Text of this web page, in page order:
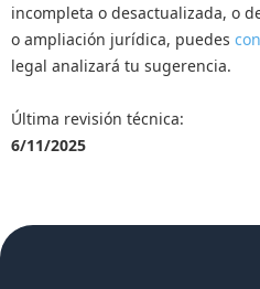
incompleta o desactualizada, o
o ampliación jurídica, puedes
legal analizará tu sugerencia.
Última revisión técnica:
6/11/2025